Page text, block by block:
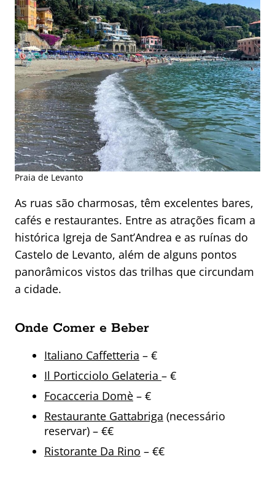
Praia de Levanto
As ruas são charmosas, têm excelentes bares,
cafés e restaurantes. Entre as atrações ficam a
histórica Igreja de Sant’Andrea e as ruínas do
Castelo de Levanto, além de alguns pontos
panorâmicos vistos das trilhas que circundam
a cidade.
Onde Comer e Beber
Italiano Caffetteria – €
Il Porticciolo Gelateria – €
Focacceria Domè – €
Restaurante Gattabriga (necessário
reservar) – €€
Ristorante Da Rino – €€